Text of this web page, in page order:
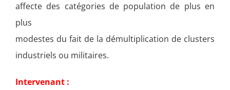
affecte des catégories de population de plus en
plus
modestes du fait de la démultiplication de clusters
industriels ou militaires.
Intervenant :